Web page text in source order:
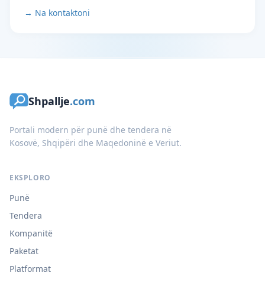
→ Na kontaktoni
Shpallje.com
Portali modern për punë dhe tendera në
Kosovë, Shqipëri dhe Maqedoninë e Veriut.
EKSPLORO
Punë
Tendera
Kompanitë
Paketat
Platformat